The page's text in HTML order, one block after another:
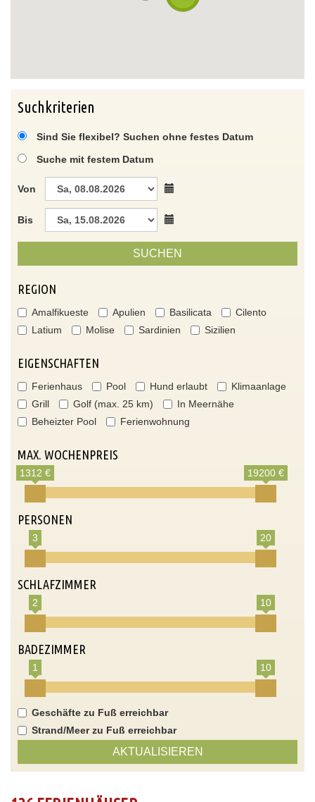
Suchkriterien
Sind Sie flexibel? Suchen ohne festes Datum
Suche mit festem Datum
Von
Bis
SUCHEN
REGION
Amalfikueste Apulien Basilicata
Cilento
Latium
Molise Sardinien Sizilien
EIGENSCHAFTEN
Ferienhaus Pool Hund erlaubt
Klimaanlage
Grill
Golf (max. 25 km)
In Meernähe
Beheizter Pool
Ferienwohnung
MAX. WOCHENPREIS
1312 € 19200 €
PERSONEN
3 20
SCHLAFZIMMER
2 10
BADEZIMMER
1 10
Geschäfte zu Fuß erreichbar
Strand/Meer zu Fuß erreichbar
AKTUALISIEREN